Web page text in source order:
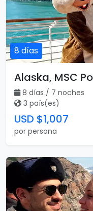
8 días
Alaska, MSC
8 días / 7 noches
3 país(es)
USD $1,007
por persona